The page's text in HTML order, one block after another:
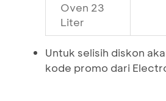
Oven 23
Liter
Untuk selisih diskon
kode promo dari